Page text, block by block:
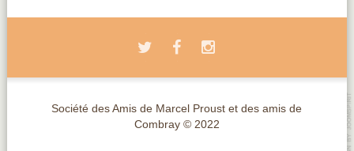
Société des Amis de Marcel Proust et des amis de
Combray © 2022